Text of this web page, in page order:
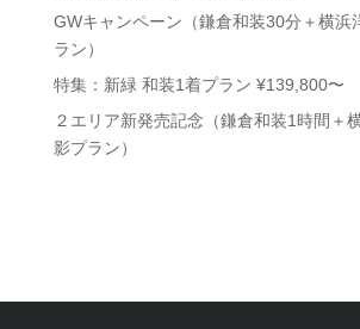
GWキャンペーン（鎌倉和装30分＋横浜
ラン）
特集：新緑 和装1着プラン ¥139,800〜
２エリア新発売記念（鎌倉和装1時間＋
影プラン）